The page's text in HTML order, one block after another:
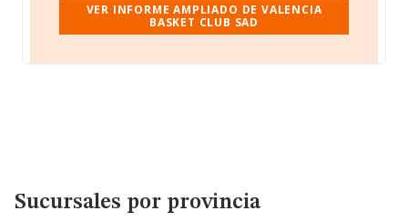
VER INFORME AMPLIADO DE VALENCIA
BASKET CLUB SAD
Sucursales por provincia